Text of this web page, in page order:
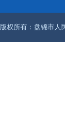
版权所有：盘锦市人